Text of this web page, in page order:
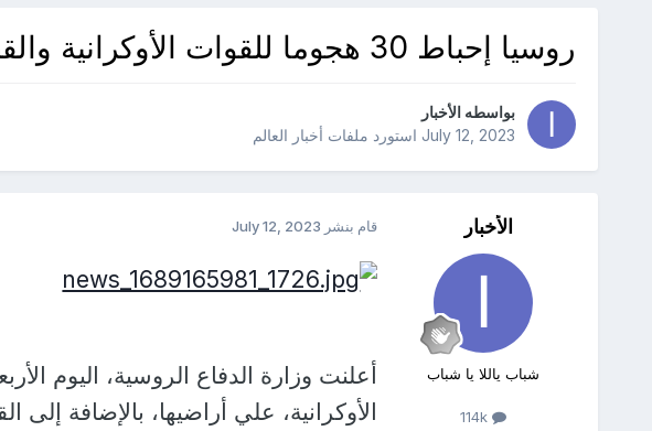
روسيا إحباط 30 هجوما للقوات الأوكرانية والقضاء على 600 جندي
بواسطه الأخبار
July 12, 2023استورد ملفات أخبار العالم
الأخبار
شباب ياللا يا شباب
114k
قام بنشر July 12, 2023